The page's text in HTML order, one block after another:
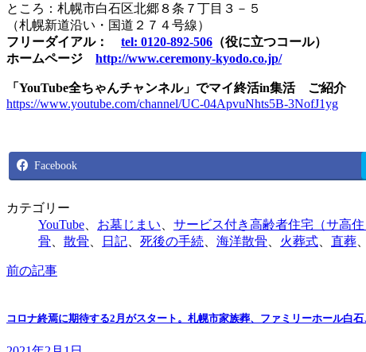
ところ：札幌市白石区北郷８条７丁目３－５
（札幌新道沿い・国道２７４号線）
フリーダイアル： tel: 0120-892-506 （役に立つコール）
ホームページ http://www.ceremony-kyodo.co.jp/
「YouTube全ちゃんチャンネル」でマイ終活in集活 ご紹介
https://www.youtube.com/channel/UC-04ApvuNhts5B-3NofJ1yg
Facebook
カテゴリー
YouTube
お墓じまい サービス付き高齢者住宅（サ高住
骨
散骨 日記 死後の手続 海洋散骨 火葬式 直葬
前の記事
コロナ終焉に期待する2月がスタート。札幌市家族葬、ファミリーホール白